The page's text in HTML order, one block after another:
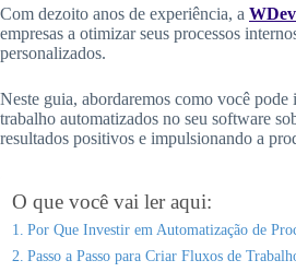
Com dezoito anos de experiência, a
empresas a otimizar seus processos
personalizados.
Neste guia, abordaremos como você
trabalho automatizados no seu software
resultados positivos e impulsionando a
O que você vai ler aqui:
Por Que Investir em Automatização de
Passo a Passo para Criar Fluxos de